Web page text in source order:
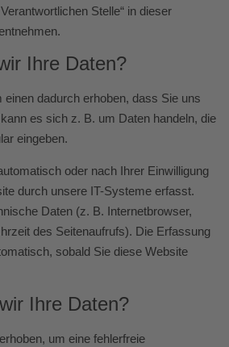
Stelle“ in dieser
Ihre Daten?
einen dadurch erhoben, dass Sie uns
es sich z. B. um Daten handeln, die
eingeben.
oder nach Ihrer Einwilligung
durch unsere IT-Systeme erfasst.
Daten (z. B. Internetbrowser,
des Seitenaufrufs). Die Erfassung
sobald Sie diese Website
Ihre Daten?
um eine fehlerfreie